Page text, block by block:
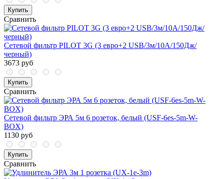
Купить
Сравнить
Сетевой фильтр PILOT 3G (3 евро+2 USB/3м/10А/150Дж/
черный)
3673 руб
Купить
Сравнить
Сетевой фильтр ЭРА 5м 6 розеток, белый (USF-6es-5m-W-
BOX)
1130 руб
Купить
Сравнить